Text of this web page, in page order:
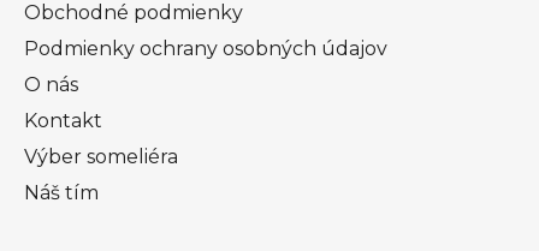
Obchodné podmienky
Podmienky ochrany osobných údajov
O nás
Kontakt
Výber someliéra
Náš tím